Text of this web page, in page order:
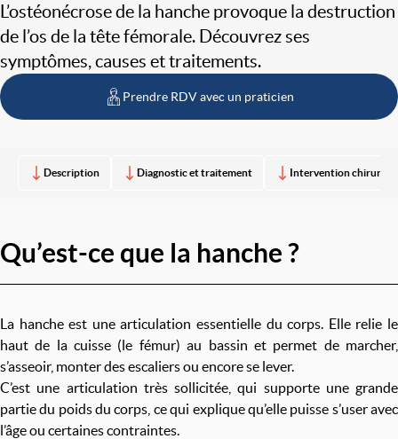
L’ostéonécrose de la hanche provoque la destruction
de l’os de la tête fémorale. Découvrez ses
symptômes, causes et traitements.
Prendre RDV avec un praticien
Description Diagnostic et traitement Intervention
Qu’est-ce que la hanche ?
La hanche est une articulation essentielle du corps. Elle relie le
haut de la cuisse (le fémur) au bassin et permet de marcher,
s’asseoir, monter des escaliers ou encore se lever.
C’est une articulation très sollicitée, qui supporte une grande
partie du poids du corps, ce qui explique qu’elle puisse s’user avec
l’âge ou certaines contraintes.